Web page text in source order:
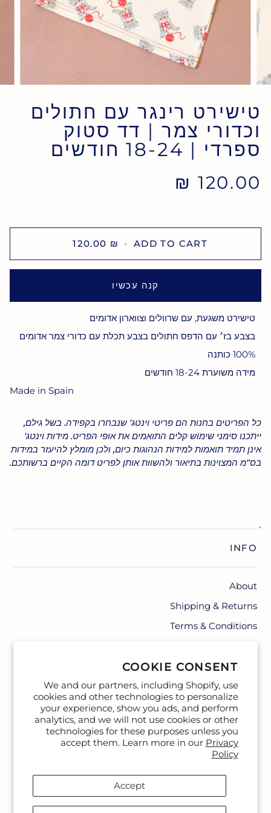
COOKIE CONSENT
We and our partners, including Shopify, use
cookies and other technologies to personalize
your experience, show you ads, and perform
analytics, and we will not use cookies or other
technologies for these purposes unless you
accept them. Learn more in our Privacy
Policy
Accept
טישירט רינגר עם חתולים
וכדורי צמר | דד סטוק
ספרדי | 18-24 חודשים
120.00 ₪
ADD TO CART
•
120.00 ₪
קנה עכשיו
טישירט משגעת, עם שרוולים וצווארון אדומים
בצבע בז׳ עם הדפס חתולים בצבע תכלת עם כדורי צמר אדומים
100% כותנה
מידה משוערת 18-24 חודשים
Made in Spain
כל הפריטים בחנות הם פריטי וינטג' שנבחרו בקפידה. בשל גילם,
ייתכנו סימני שימוש קלים התואמים את אופי הפריט. מידות וינטג'
אינן תמיד תואמות למידות הנהוגות כיום, ולכן מומלץ להיעזר במידות
בס"מ המצוינות בתיאור ולהשוות אותן לפריט דומה הקיים ברשותכם.
INFO
About
Shipping & Returns
Terms & Conditions